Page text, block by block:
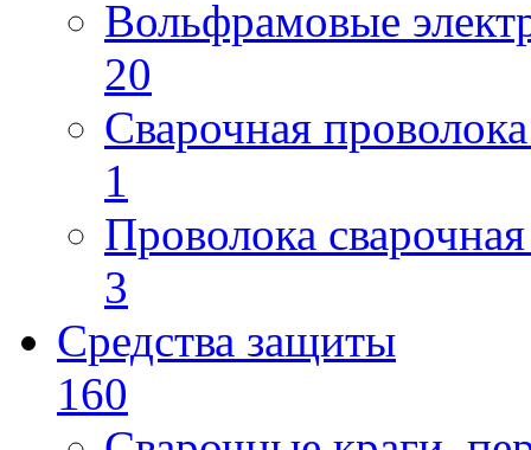
Вольфрамовые
20
Сварочная
1
Проволока
3
Средства защиты
160